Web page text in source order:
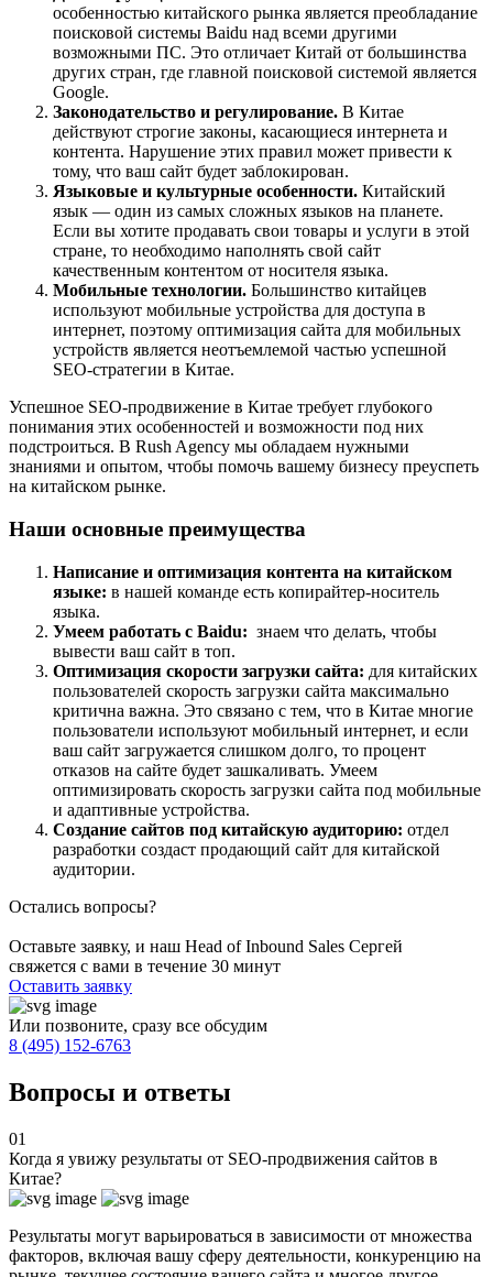
особенностью китайского рынка является преобладание
поисковой системы Baidu над всеми другими
возможными ПС. Это отличает Китай от большинства
других стран, где главной поисковой системой является
Google.
Законодательство и регулирование. В Китае
действуют строгие законы, касающиеся интернета и
контента. Нарушение этих правил может привести к
тому, что ваш сайт будет заблокирован.
Языковые и культурные особенности. Китайский
язык — один из самых сложных языков на планете.
Если вы хотите продавать свои товары и услуги в этой
стране, то необходимо наполнять свой сайт
качественным контентом от носителя языка.
Мобильные технологии. Большинство китайцев
используют мобильные устройства для доступа в
интернет, поэтому оптимизация сайта для мобильных
устройств является неотъемлемой частью успешной
SEO-стратегии в Китае.
Успешное SEO-продвижение в Китае требует глубокого
понимания этих особенностей и возможности под них
подстроиться. В Rush Agency мы обладаем нужными
знаниями и опытом, чтобы помочь вашему бизнесу преуспеть
на китайском рынке.
Наши основные преимущества
Написание и оптимизация контента на китайском
языке: в нашей команде есть копирайтер-носитель
языка.
Умеем работать с Baidu: знаем что делать, чтобы
вывести ваш сайт в топ.
Оптимизация скорости загрузки сайта: для китайских
пользователей скорость загрузки сайта максимально
критична важна. Это связано с тем, что в Китае многие
пользователи используют мобильный интернет, и если
ваш сайт загружается слишком долго, то процент
отказов на сайте будет зашкаливать. Умеем
оптимизировать скорость загрузки сайта под мобильные
и адаптивные устройства.
Создание сайтов под китайскую аудиторию: отдел
разработки создаст продающий сайт для китайской
аудитории.
Остались вопросы?
Оставьте заявку, и наш Head of Inbound Sales Сергей
свяжется с вами в течение 30 минут
Оставить заявку
Или позвоните, сразу все обсудим
8 (495) 152-6763
Вопросы и ответы
01
Когда я увижу результаты от SEO-продвижения сайтов в
Китае?
Результаты могут варьироваться в зависимости от множества
факторов, включая вашу сферу деятельности, конкуренцию на